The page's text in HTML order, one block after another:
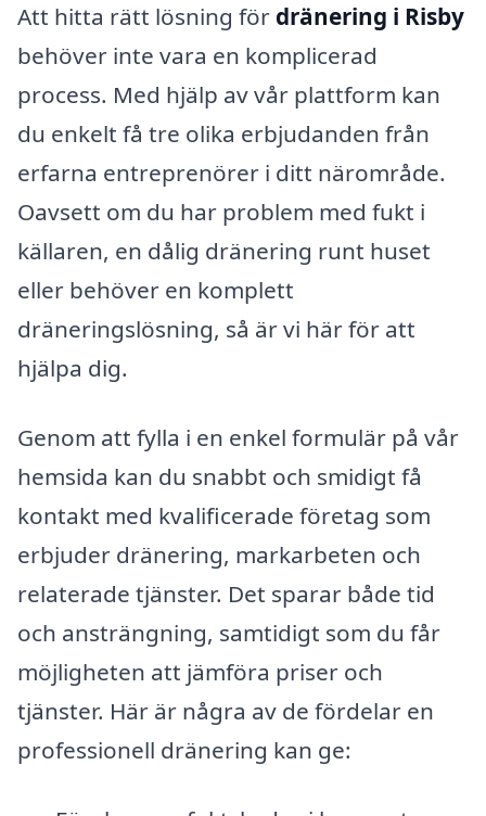
Att hitta rätt lösning för dränering i Risby
behöver inte vara en komplicerad
process. Med hjälp av vår plattform kan
du enkelt få tre olika erbjudanden från
erfarna entreprenörer i ditt närområde.
Oavsett om du har problem med fukt i
källaren, en dålig dränering runt huset
eller behöver en komplett
dräneringslösning, så är vi här för att
hjälpa dig.
Genom att fylla i en enkel formulär på vår
hemsida kan du snabbt och smidigt få
kontakt med kvalificerade företag som
erbjuder dränering, markarbeten och
relaterade tjänster. Det sparar både tid
och ansträngning, samtidigt som du får
möjligheten att jämföra priser och
tjänster. Här är några av de fördelar en
professionell dränering kan ge: